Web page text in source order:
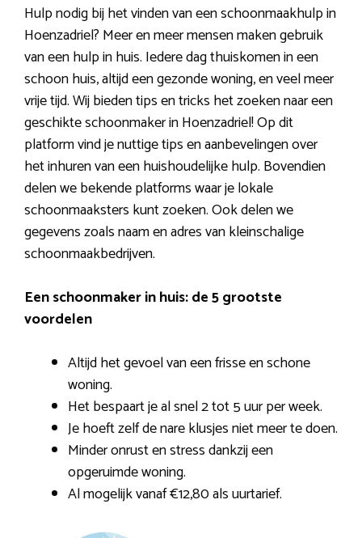
Hulp nodig bij het vinden van een schoonmaakhulp in
Hoenzadriel? Meer en meer mensen maken gebruik
van een hulp in huis. Iedere dag thuiskomen in een
schoon huis, altijd een gezonde woning, en veel meer
vrije tijd. Wij bieden tips en tricks het zoeken naar een
geschikte schoonmaker in Hoenzadriel! Op dit
platform vind je nuttige tips en aanbevelingen over
het inhuren van een huishoudelijke hulp. Bovendien
delen we bekende platforms waar je lokale
schoonmaaksters kunt zoeken. Ook delen we
gegevens zoals naam en adres van kleinschalige
schoonmaakbedrijven.
Een schoonmaker in huis: de 5 grootste
voordelen
Altijd het gevoel van een frisse en schone
woning.
Het bespaart je al snel 2 tot 5 uur per week.
Je hoeft zelf de nare klusjes niet meer te doen.
Minder onrust en stress dankzij een
opgeruimde woning.
Al mogelijk vanaf €12,80 als uurtarief.